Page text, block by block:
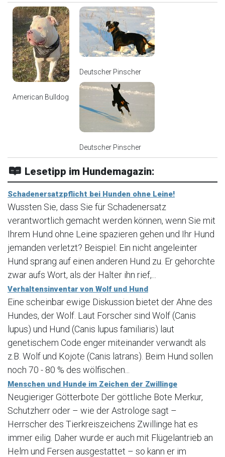
American Bulldog
Deutscher Pinscher
Deutscher Pinscher
Lesetipp im Hundemagazin:
Schadenersatzpflicht bei Hunden ohne Leine!
Wussten Sie, dass Sie für Schadenersatz
verantwortlich gemacht werden können, wenn Sie mit
Ihrem Hund ohne Leine spazieren gehen und Ihr Hund
jemanden verletzt? Beispiel: Ein nicht angeleinter
Hund sprang auf einen anderen Hund zu. Er gehorchte
zwar aufs Wort, als der Halter ihn rief,...
Verhaltensinventar von Wolf und Hund
Eine scheinbar ewige Diskussion bietet der Ahne des
Hundes, der Wolf. Laut Forscher sind Wolf (Canis
lupus) und Hund (Canis lupus familiaris) laut
genetischem Code enger miteinander verwandt als
z.B. Wolf und Kojote (Canis latrans). Beim Hund sollen
noch 70 - 80 % des wölfischen...
Menschen und Hunde im Zeichen der Zwillinge
Neugieriger Götterbote Der göttliche Bote Merkur,
Schutzherr oder – wie der Astrologe sagt –
Herrscher des Tierkreiszeichens Zwillinge hat es
immer eilig. Daher wurde er auch mit Flügelantrieb an
Helm und Fersen ausgestattet – so kann er im